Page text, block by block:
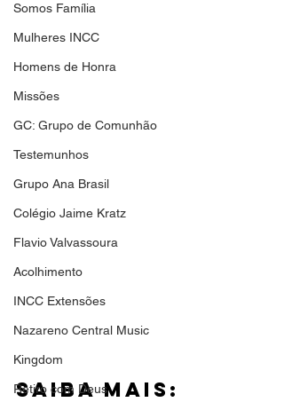
Somos Família
Mulheres INCC
Homens de Honra
Missões
GC: Grupo de Comunhão
Testemunhos
Grupo Ana Brasil
Colégio Jaime Kratz
Flavio Valvassoura
Acolhimento
INCC Extensões
Nazareno Central Music
Kingdom
Retiro com Deus
Saiba mais: